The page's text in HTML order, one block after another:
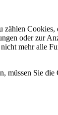
oder zur
mehr alle
müssen Sie